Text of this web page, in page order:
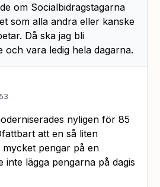
om Socialbidragstagarna
som alla andra eller kanske
Då ska jag bli
och vara ledig hela dagarna.
nyligen för 85
att en så liten
pengar på en
inte lägga pengarna på dagis